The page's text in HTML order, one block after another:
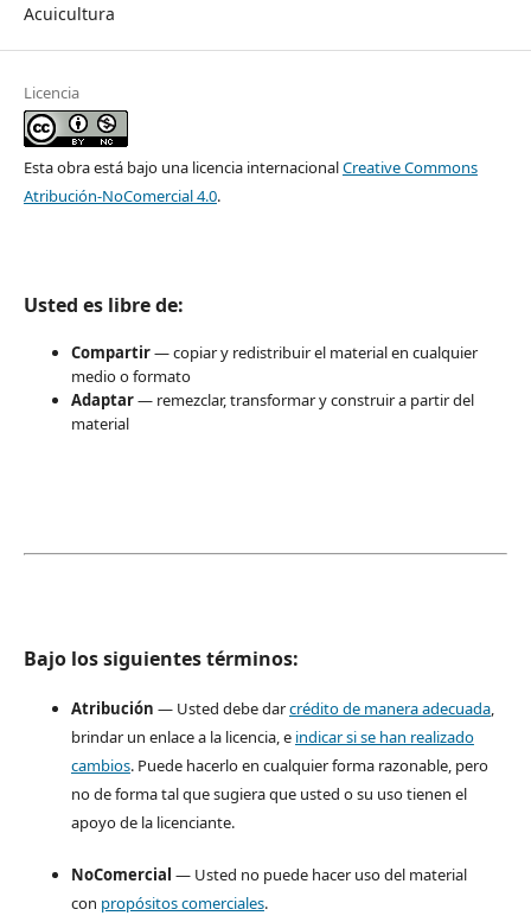
Acuicultura
Licencia
Esta obra está bajo una licencia internacionalCreative Commons
Atribución-NoComercial 4.0.
Usted es libre de:
Compartir— copiar y redistribuir el material en cualquier
medio o formato
Adaptar— remezclar, transformar y construir a partir del
material
Bajo los siguientes términos:
Atribución — Usted debe darcrédito de manera adecuada,
brindar un enlace a la licencia, e indicar si se han realizado
cambios. Puede hacerlo en cualquier forma razonable, pero
no de forma tal que sugiera que usted o su uso tienen el
apoyo de la licenciante.
NoComercial — Usted no puede hacer uso del material
con propósitos comerciales.